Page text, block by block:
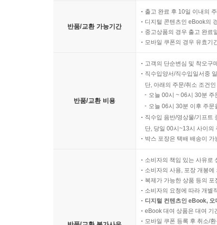
반품/교환 가능기간
출고 완료 후 10일 이내의
디지털 콘텐츠인 eBook의
중고상품의 경우 출고 완료
모바일 쿠폰의 경우 유효기
반품/교환 비용
고객의 단순변심 및 착오구
직수입양서/직수입일서중
단, 아래의 주문/취소 조건
오늘 00시 ~ 06시 30분
오늘 06시 30분 이후 주
직수입 음반/영상물/기프트
단, 당일 00시~13시 사이의
박스 포장은 택배 배송이
소비자의 책임 있는 사유로
소비자의 사용, 포장 개봉
복제가 가능한 상품 등의
소비자의 요청에 따라 개별
디지털 컨텐츠인 eBook,
eBook 대여 상품은 대여 기
모바일 쿠폰 등록 후 취소/